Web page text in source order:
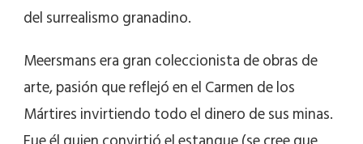
del surrealismo granadino.
Meersmans era gran coleccionista de obras de
arte, pasión que reflejó en el Carmen de los
Mártires invirtiendo todo el dinero de sus minas.